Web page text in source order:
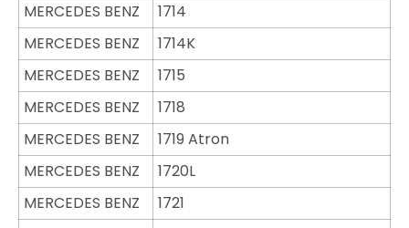
MERCEDES BENZ
1714
MERCEDES BENZ
1714K
MERCEDES BENZ
1715
MERCEDES BENZ
1718
MERCEDES BENZ
1719 Atron
MERCEDES BENZ
1720L
MERCEDES BENZ
1721